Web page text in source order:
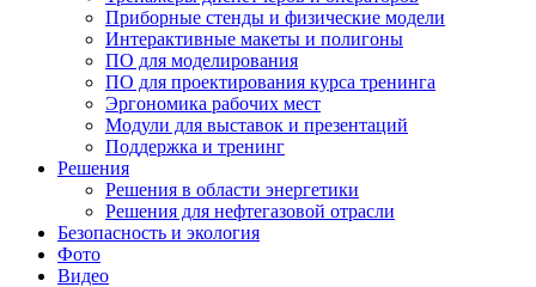
Приборные стенды и физические модели
Интерактивные макеты и полигоны
ПО для моделирования
ПО для проектирования курса тренинга
Эргономика рабочих мест
Модули для выставок и презентаций
Поддержка и тренинг
Решения
Решения в области энергетики
Решения для нефтегазовой отрасли
Безопасность и экология
Фото
Видео